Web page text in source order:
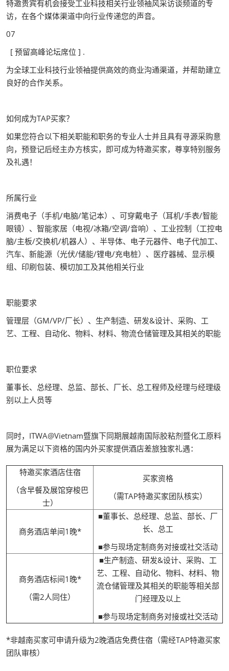
特邀贵宾有机会接受工业科技相关行业领袖风采访谈频道的专
访，在各个媒体渠道中向行业传递您的声音。
07
[ 预留高峰论坛席位 ] .
为全球工业科技行业领袖提供高效的商业沟通渠道，并帮助建立
良好的合作关系。
如何成为TAP买家？
如果您符合以下相关职能和职务的专业人士并且具有寻源采购意
向，预登记后经主办方核实，即可成为特邀买家，尊享特别服务
及礼遇！
所属行业
消费电子（手机/电脑/笔记本）、可穿戴电子（耳机/手表/智能
眼镜）、智能家居（电视/冰箱/空调/音响）、工业控制（工控电
脑/主板/交换机/机器人）、半导体、电子元器件、电子代加工、
汽车、新能源（光伏/储能/锂电/充电桩）、医疗器械、显示模
组、印刷包装、模切加工及其他相关行业
职能要求
管理层（GM/VP/厂长）、生产制造、研发&设计、采购、工
艺、工程、自动化、物料、材料、物流仓储管理及其相关的职能
职位要求
董事长、总经理、总监、部长、厂长、总工程师及经理与经理级
别以上人员等
同时，ITWA@Vietnam暨旗下同期展越南国际胶粘剂暨化工原料
展为满足以下资格的国内外买家提供酒店差旅独家礼遇：
特邀买家酒店住宿
（含早餐及展馆穿梭巴
士）
买家资格
（需TAP特邀买家团队核实）
商务酒店单间1晚*
■董事长、总经理、总监、部长、厂
长、总工
■参与现场定制商务对接或社交活动
商务酒店标间1晚*
（需2人同住）
■生产制造、研发&设计、采购、工
艺、工程、自动化、物料、材料、物
流仓储管理及其相关的职能等相关部
门经理及以上
■参与现场定制商务对接或社交活动
*非越南买家可申请升级为2晚酒店免费住宿（需经TAP特邀买家
团队审核）